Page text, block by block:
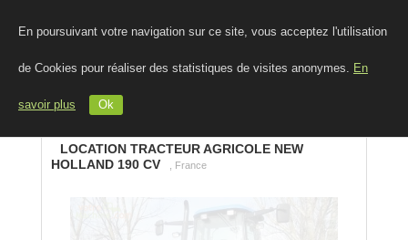
En poursuivant votre navigation sur ce site, vous acceptez l'utilisation
de Cookies pour réaliser des statistiques de visites anonymes. En
savoir plus Ok
LOCATION TRACTEUR AGRICOLE NEW
HOLLAND 190 CV
, France